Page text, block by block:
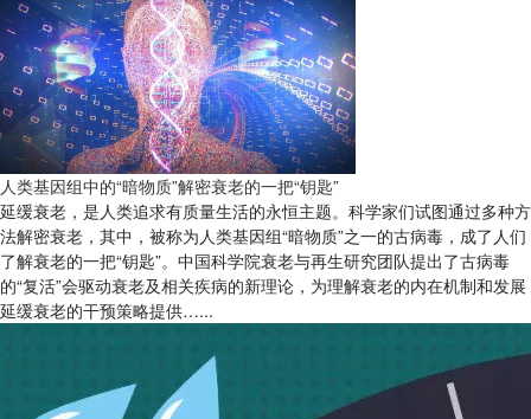
人类基因组中的“暗物质”解密衰老的一把“钥匙”
延缓衰老，是人类追求有质量生活的永恒主题。科学家们试图通过多种方
法解密衰老，其中，被称为人类基因组“暗物质”之一的古病毒，成了人们
了解衰老的一把“钥匙”。中国科学院衰老与再生研究团队提出了古病毒
的“复活”会驱动衰老及相关疾病的新理论，为理解衰老的内在机制和发展
延缓衰老的干预策略提供…...